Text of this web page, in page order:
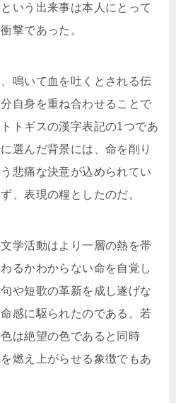
いう出来事は本人にとって
撃であった。
鳴いて血を吐くとされる伝
自身を重ね合わせることで
トギスの漢字表記の1つであ
選んだ背景には、命を削り
悲痛な決意が込められてい
、表現の糧としたのだ。
学活動はより一層の熱を帯
るかわからない命を自覚し
や短歌の革新を成し遂げな
感に駆られたのである。若
は絶望の色であると同時
燃え上がらせる象徴でもあ